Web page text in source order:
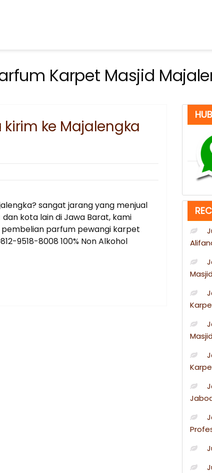
Karpet Masjid
ke Majalengka
sangat jarang yang menjual
kota lain di Jawa Barat, kami
parfum pewangi karpet
9518-8008 100% Non Alkohol